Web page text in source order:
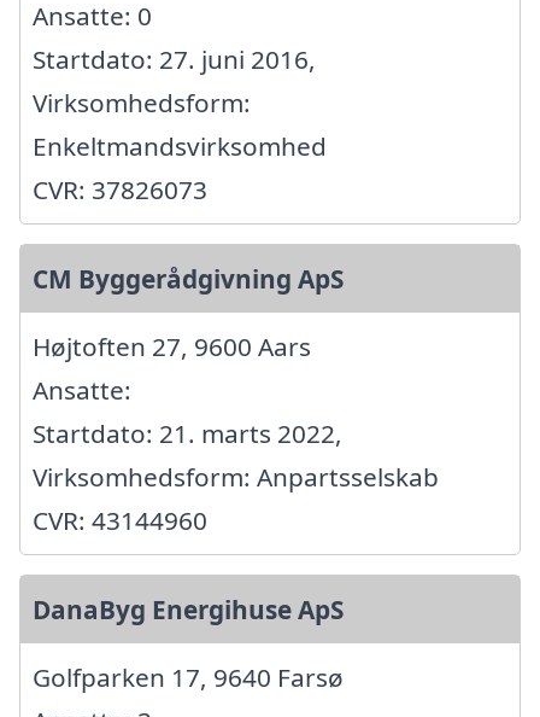
Ansatte: 0
Startdato: 27. juni 2016,
Virksomhedsform:
Enkeltmandsvirksomhed
CVR: 37826073
CM Byggerådgivning ApS
Højtoften 27, 9600 Aars
Ansatte:
Startdato: 21. marts 2022,
Virksomhedsform: Anpartsselskab
CVR: 43144960
DanaByg Energihuse ApS
Golfparken 17, 9640 Farsø